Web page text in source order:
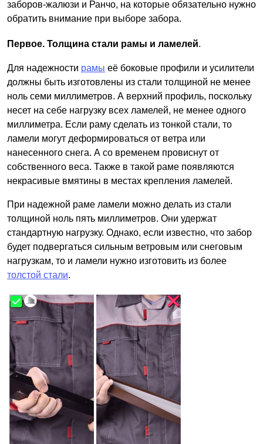
заборов-жалюзи и Ранчо, на которые обязательно нужно
обратить внимание при выборе забора.
Первое. Толщина стали рамы и ламелей.
Для надежности рамы её боковые профили и усилители
должны быть изготовлены из стали толщиной не менее
ноль семи миллиметров. А верхний профиль, поскольку
несет на себе нагрузку всех ламелей, не менее одного
миллиметра. Если раму сделать из тонкой стали, то
ламели могут деформироваться от ветра или
нанесенного снега. А со временем провиснут от
собственного веса. Также в такой раме появляются
некрасивые вмятины в местах крепления ламелей.
При надежной раме ламели можно делать из стали
толщиной ноль пять миллиметров. Они удержат
стандартную нагрузку. Однако, если известно, что забор
будет подвергаться сильным ветровым или снеговым
нагрузкам, то и ламели нужно изготовить из более
толстой стали.